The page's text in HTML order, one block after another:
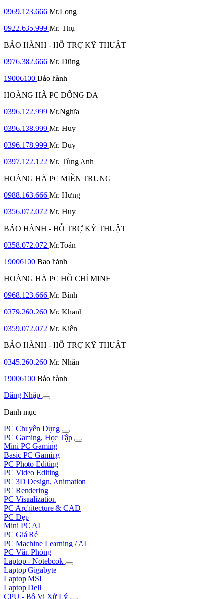
0969.123.666 Mr.Long
0922.635.999 Mr. Thụ
BẢO HÀNH - HỖ TRỢ KỸ THUẬT
0976.382.666 Mr. Dũng
19006100 Bảo hành
HOÀNG HÀ PC ĐỐNG ĐA
0396.122.999 Mr.Nghĩa
0396.138.999 Mr. Huy
0396.178.999 Mr. Duy
0397.122.122 Mr. Tùng Anh
HOÀNG HÀ PC MIỀN TRUNG
0988.163.666 Mr. Hưng
0356.072.072 Mr. Huy
BẢO HÀNH - HỖ TRỢ KỸ THUẬT
0358.072.072 Mr.Toản
19006100 Bảo hành
HOÀNG HÀ PC HỒ CHÍ MINH
0968.123.666 Mr. Bình
0379.260.260 Mr. Khanh
0359.072.072 Mr. Kiên
BẢO HÀNH - HỖ TRỢ KỸ THUẬT
0345.260.260 Mr. Nhân
19006100 Bảo hành
Đăng Nhập
Danh mục
PC Chuyên Dụng
PC Gaming, Học Tập
Mini PC Gaming
Basic PC Gaming
PC Photo Editing
PC Video Editing
PC 3D Design, Animation
PC Rendering
PC Visualization
PC Architecture & CAD
PC Đẹp
Mini PC AI
PC Giá Rẻ
PC Machine Learning / AI
PC Văn Phòng
Laptop - Notebook
Laptop Gigabyte
Laptop MSI
Laptop Dell
CPU - Bộ Vi Xử Lý